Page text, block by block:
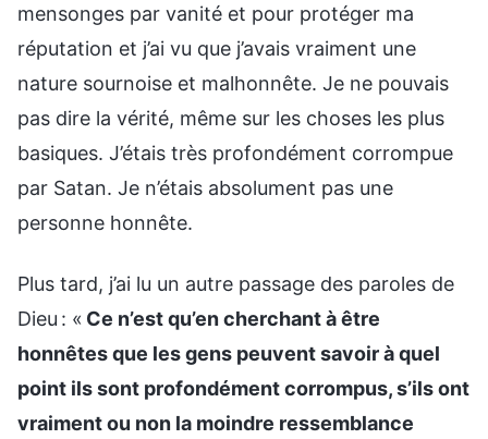
mensonges par vanité et pour protéger ma
réputation et j’ai vu que j’avais vraiment une
nature sournoise et malhonnête. Je ne pouvais
pas dire la vérité, même sur les choses les plus
basiques. J’étais très profondément corrompue
par Satan. Je n’étais absolument pas une
personne honnête.
Plus tard, j’ai lu un autre passage des paroles de
Dieu : « Ce n’est qu’en cherchant à être
honnêtes que les gens peuvent savoir à quel
point ils sont profondément corrompus, s’ils ont
vraiment ou non la moindre ressemblance